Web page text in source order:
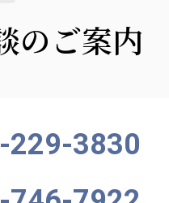
のご案内
229-3830